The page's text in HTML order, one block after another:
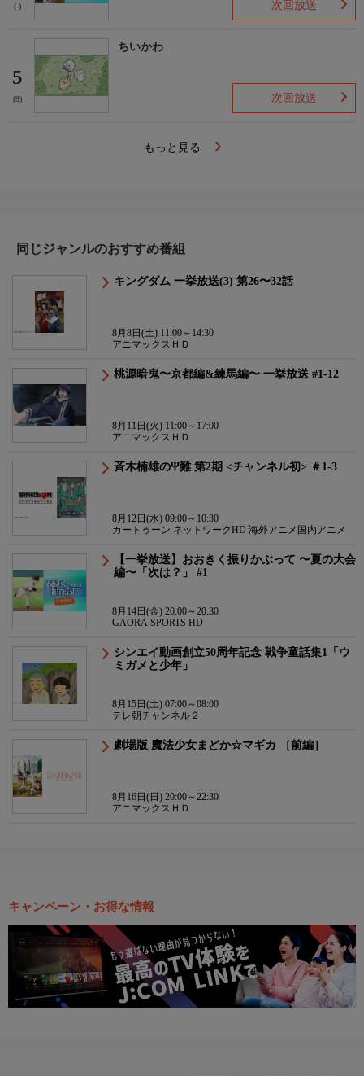
(-) 次回放送
5
(9)
ちいかわ
次回放送
もっと見る
同じジャンルのおすすめ番組
キングダム 一挙放送(3) 第26〜32話
8月8日(土) 11:00～14:30
アニマックスＨＤ
桃源暗鬼〜京都編&練馬編〜 一挙放送 #1-12
8月11日(火) 11:00～17:00
アニマックスＨＤ
斉木楠雄のΨ難 第2期 <チャンネル初> ＃1-3
8月12日(水) 09:00～10:30
カートゥーン ネットワークHD 海外アニメ国内アニメ
【一挙放送】おおきく振りかぶって 〜夏の大会
編〜「次は？」 #1
8月14日(金) 20:00～20:30
GAORA SPORTS HD
シンエイ動画創立50周年記念 戦争童話集1「ウ
ミガメと少年」
8月15日(土) 07:00～08:00
テレ朝チャンネル２
劇場版 魔法少女まどか☆マギカ ［前編］
8月16日(日) 20:00～22:30
アニマックスＨＤ
キャンペーン・お得な情報